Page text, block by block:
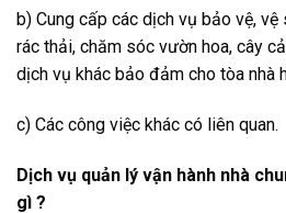
b) Cung cấp các dịch vụ bảo vệ,
rác thải, chăm sóc vườn hoa, cây
dịch vụ khác bảo đảm cho tòa nhà
c) Các công việc khác có liên quan.
Dịch vụ quản lý vận hành nhà
gì ?